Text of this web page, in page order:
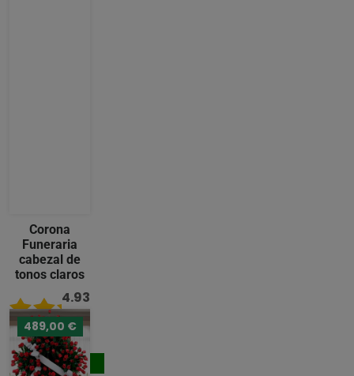
Corona
Funeraria
cabezal de
tonos claros
4.93
/ 5
242,00 €
Comprar
489,00 €